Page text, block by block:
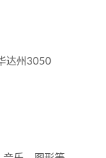
达州3050